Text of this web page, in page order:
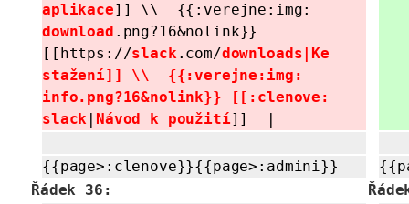
aplikace]] \\ {{: verejne: img:
download .png? 16&nolink}}
[[https://slack .com/downloads|Ke
stažení]] \\ {{:verejne: img:
info.png?16&nolink}} [[: clenove:
slack
Návod k použití]] |
{{page>: clenove}}{{page>: admini}}
Řádek 36: